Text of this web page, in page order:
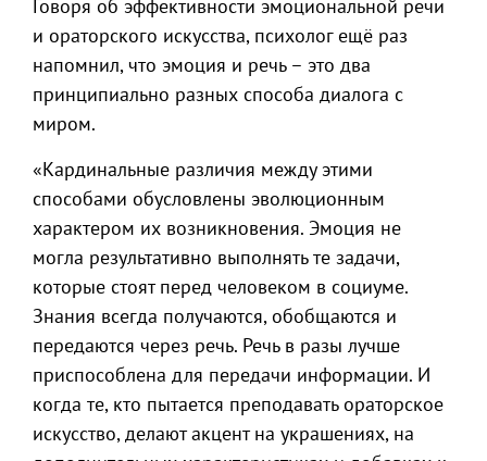
Говоря об эффективности эмоциональной речи
и ораторского искусства, психолог ещё раз
напомнил, что эмоция и речь – это два
принципиально разных способа диалога с
миром.
«Кардинальные различия между этими
способами обусловлены эволюционным
характером их возникновения. Эмоция не
могла результативно выполнять те задачи,
которые стоят перед человеком в социуме.
Знания всегда получаются, обобщаются и
передаются через речь. Речь в разы лучше
приспособлена для передачи информации. И
когда те, кто пытается преподавать ораторское
искусство, делают акцент на украшениях, на